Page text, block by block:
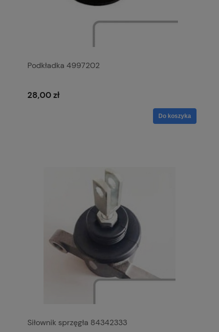
Podkładka 4997202
28,00 zł
Do koszyka
Siłownik sprzęgła 84342333